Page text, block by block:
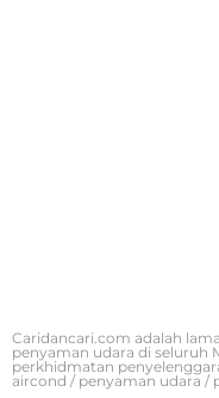
Caridancari.com adalah
penyaman udara di seluruh
perkhidmatan
aircond / penyaman udara /